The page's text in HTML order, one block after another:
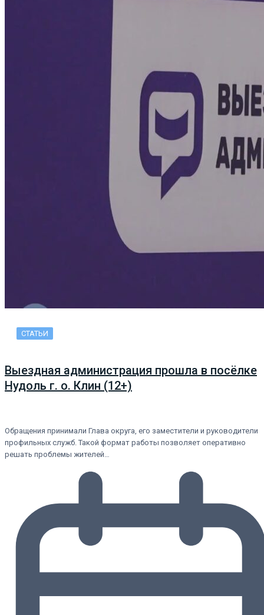
СТАТЬИ
Выездная администрация прошла в посёлке
Нудоль г. о. Клин (12+)
Обращения принимали Глава округа, его заместители и руководители
профильных служб. Такой формат работы позволяет оперативно
решать проблемы жителей…